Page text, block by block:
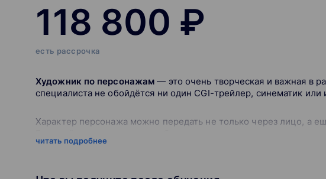
118 800 ₽
есть рассрочка
Художник по персонажам — это очень творческая и важная в
специалиста не обойдётся ни один CGI-трейлер, синематик или
Характер персонажа можно передать не только через лицо, а
интереснее погружаться в игровой мир.
Курс подойдёт тебе, если ты
читать подробнее